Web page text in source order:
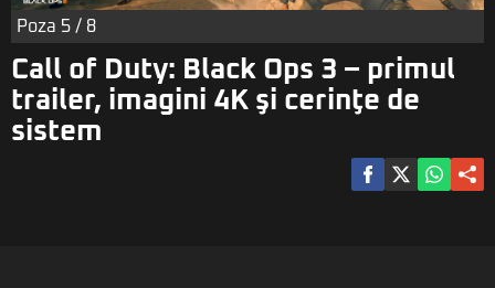
Poza 5 / 8
Call of Duty: Black Ops 3 – primul
trailer, imagini 4K şi cerinţe de
sistem